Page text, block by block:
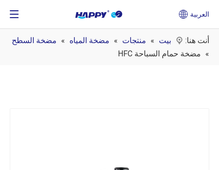
العربية
أنت هنا: بيت » منتجات » مضخة المياه » مضخة السطح
» مضخة حمام السباحة HFC